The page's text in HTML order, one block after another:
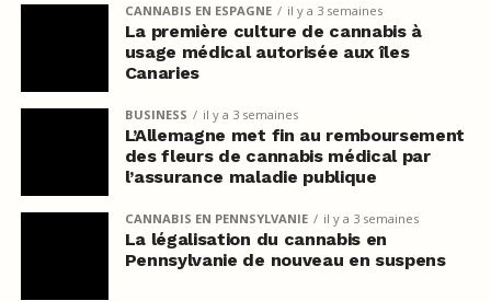
CANNABIS EN ESPAGNE il y a 3 semaines
La première culture de cannabis à
usage médical autorisée aux îles
Canaries
BUSINESS il y a 3 semaines
L’Allemagne met fin au remboursement
des fleurs de cannabis médical par
l’assurance maladie publique
CANNABIS EN PENNSYLVANIE il y a 3 semaines
La légalisation du cannabis en
Pennsylvanie de nouveau en suspens